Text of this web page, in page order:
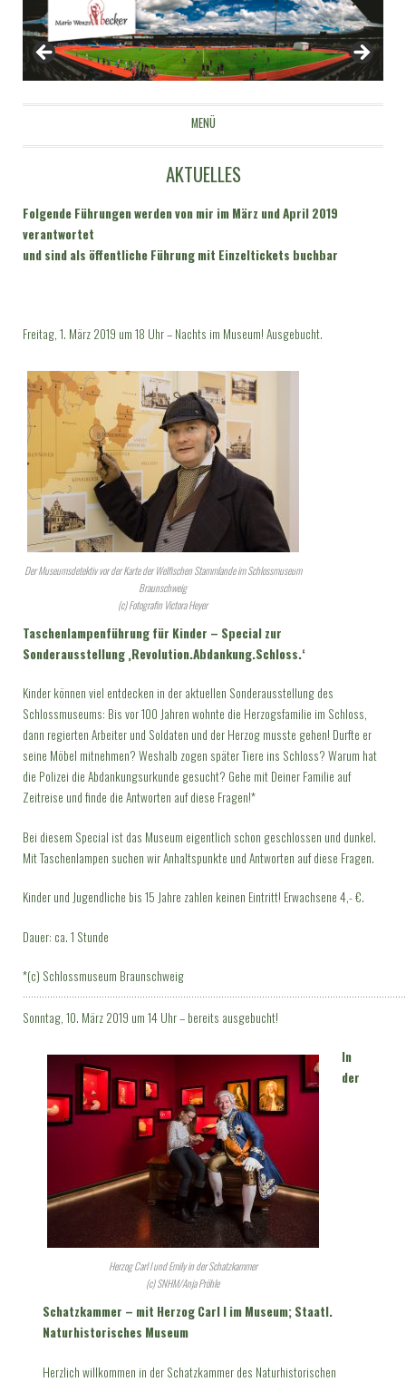
Mario Wenzel-Becker
MENÜ
ZUM INHALT SPRINGEN
AKTUELLES
Folgende Führungen werden von mir im März und April 2019
verantwortet
und sind als öffentliche Führung mit Einzeltickets buchbar
Freitag, 1. März 2019 um 18 Uhr – Nachts im Museum! Ausgebucht.
Der Museumsdetektiv vor der Karte der Welfischen Stammlande im Schlossmuseum
Braunschweig
(c) Fotografin Victora Heyer
Taschenlampenführung für Kinder – Special zur
Sonderausstellung ‚Revolution.Abdankung.Schloss.‘
Kinder können viel entdecken in der aktuellen Sonderausstellung des
Schlossmuseums: Bis vor 100 Jahren wohnte die Herzogsfamilie im Schloss,
dann regierten Arbeiter und Soldaten und der Herzog musste gehen! Durfte er
seine Möbel mitnehmen? Weshalb zogen später Tiere ins Schloss? Warum hat
die Polizei die Abdankungsurkunde gesucht? Gehe mit Deiner Familie auf
Zeitreise und finde die Antworten auf diese Fragen!*
Bei diesem Special ist das Museum eigentlich schon geschlossen und dunkel.
Mit Taschenlampen suchen wir Anhaltspunkte und Antworten auf diese Fragen.
Kinder und Jugendliche bis 15 Jahre zahlen keinen Eintritt! Erwachsene 4,- €.
Dauer: ca. 1 Stunde
*(c) Schlossmuseum Braunschweig
Sonntag, 10. März 2019 um 14 Uhr – bereits ausgebucht!
Herzog Carl I und Emily in der Schatzkammer
(c) SNHM/Anja Pröhle
In
der
Schatzkammer – mit Herzog Carl I im Museum; Staatl.
Naturhistorisches Museum
Herzlich willkommen in der Schatzkammer des Naturhistorischen